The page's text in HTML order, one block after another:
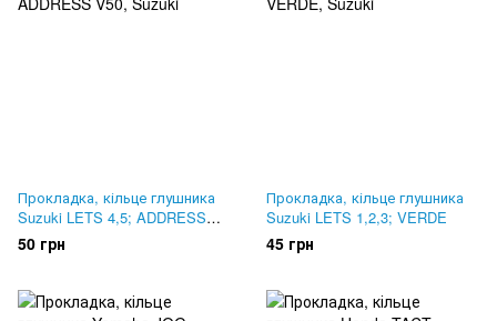
Прокладка, кільце глушника
Suzuki LETS 4,5; ADDRESS
V50
50 грн
Прокладка, кільце глушника
Suzuki LETS 1,2,3; VERDE
45 грн